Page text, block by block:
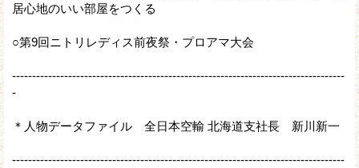
居心地のいい部屋をつくる
○第9回ニトリレディス前夜祭・プロアマ大会
-----------------------------------------------------------------------------------
-
＊人物データファイル 全日本空輸 北海道支社長 新川新一
-----------------------------------------------------------------------------------